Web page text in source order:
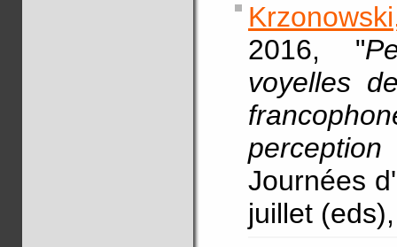
2016, "
voyelles
Journées
juillet